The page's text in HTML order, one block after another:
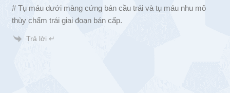
# Tụ máu dưới màng cứng bán cầu trái và tụ máu nhu mô
thùy chẩm trái giai đoạn bán cấp.
Trả lời ↵